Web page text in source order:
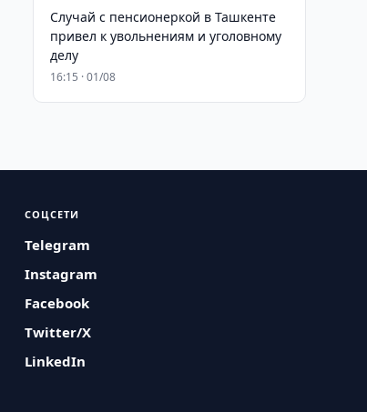
Случай с пенсионеркой в Ташкенте
привел к увольнениям и уголовному
делу
16:15 · 01/08
СОЦСЕТИ
Telegram
Instagram
Facebook
Twitter/X
LinkedIn